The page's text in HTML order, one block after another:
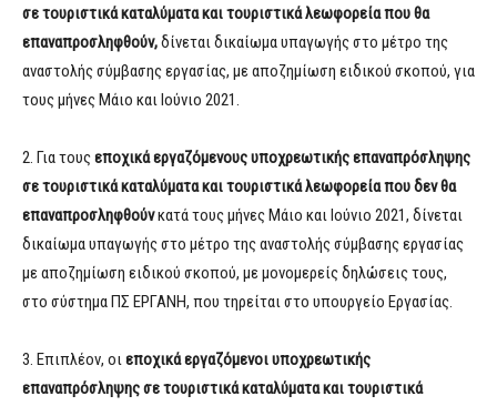
σε τουριστικά καταλύματα και τουριστικά λεωφορεία που θα
επαναπροσληφθούν,δίνεται δικαίωμα υπαγωγής στο μέτρο της
αναστολής σύμβασης εργασίας, με αποζημίωση ειδικού σκοπού, για
τους μήνες Μάιο και Ιούνιο 2021.
2. Για τουςεποχικά εργαζόμενους υποχρεωτικής επαναπρόσληψης
σε τουριστικά καταλύματα και τουριστικά λεωφορεία που δεν θα
επαναπροσληφθούνκατά τους μήνες Μάιο και Ιούνιο 2021, δίνεται
δικαίωμα υπαγωγής στο μέτρο της αναστολής σύμβασης εργασίας
με αποζημίωση ειδικού σκοπού, με μονομερείς δηλώσεις τους,
στο σύστημα ΠΣ ΕΡΓΑΝΗ, που τηρείται στο υπουργείο Εργασίας.
3. Επιπλέον, οιεποχικά εργαζόμενοι υποχρεωτικής
επαναπρόσληψης σε τουριστικά καταλύματα και τουριστικά